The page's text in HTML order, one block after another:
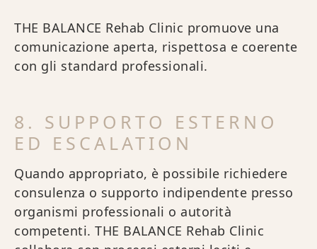
THE BALANCE Rehab Clinic promuove una
comunicazione aperta, rispettosa e coerente
con gli standard professionali.
8. SUPPORTO ESTERNO
ED ESCALATION
Quando appropriato, è possibile richiedere
consulenza o supporto indipendente presso
organismi professionali o autorità
competenti. THE BALANCE Rehab Clinic